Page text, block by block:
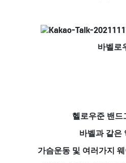
바벨로
헬로우준 밴드
바벨과 같은
가슴운동 및 여러가지